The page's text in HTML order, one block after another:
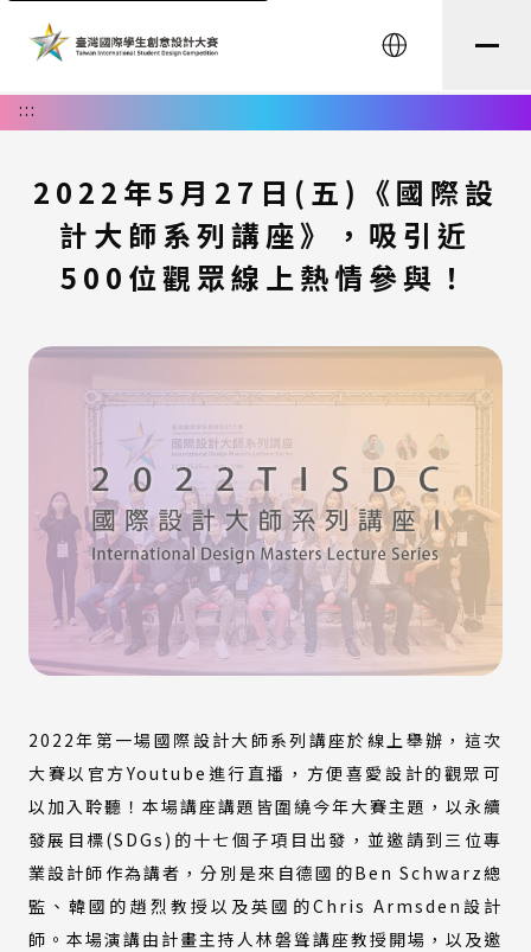
English
:::
2022年5月27日(五)《國際設
計大師系列講座》，吸引近
500位觀眾線上熱情參與！
2022年第一場國際設計大師系列講座於線上舉辦，這次
大賽以官方Youtube進行直播，方便喜愛設計的觀眾可
以加入聆聽！本場講座講題皆圍繞今年大賽主題，以永續
發展目標(SDGs)的十七個子項目出發，並邀請到三位專
業設計師作為講者，分別是來自德國的Ben Schwarz總
監、韓國的趙烈教授以及英國的Chris Armsden設計
師。本場演講由計畫主持人林磐聳講座教授開場，以及邀